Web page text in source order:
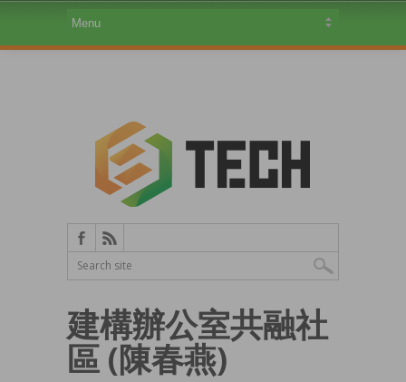
建構辦公室共融社
區 (陳春燕)